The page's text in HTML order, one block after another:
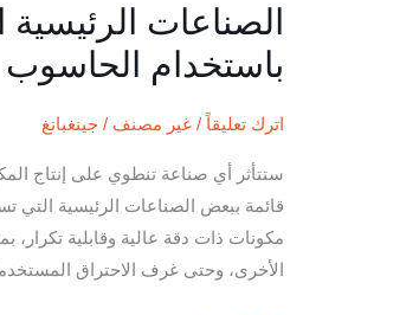
الصناعات
باستخدام الحاسوب
اترك تعليقاً /غير مصنف / جينغبانغ
ستتأثر أي صناعة تنطوي على إنتاج
قائمة ببعض الصناعات الرئيسية التي
مكونات ذات دقة عالية وقابلية
الأخرى، وحتى غرف الاحتراق
الصناعات
الرئيسية
التي
تستخدم
التحكم
الرقمي
باستخدام
الحاسوب